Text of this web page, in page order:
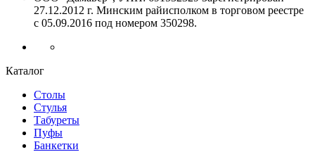
27.12.2012 г. Минским райисполком в торговом реестре
с 05.09.2016 под номером 350298.
Каталог
Столы
Стулья
Табуреты
Пуфы
Банкетки